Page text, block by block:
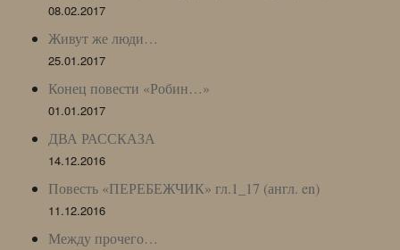
08.02.2017
Живут же люди…
25.01.2017
Конец повести «Робин…»
01.01.2017
ДВА РАССКАЗА
14.12.2016
Повесть «ПЕРЕБЕЖЧИК» гл.1_17 (англ. en)
11.12.2016
Между прочего…